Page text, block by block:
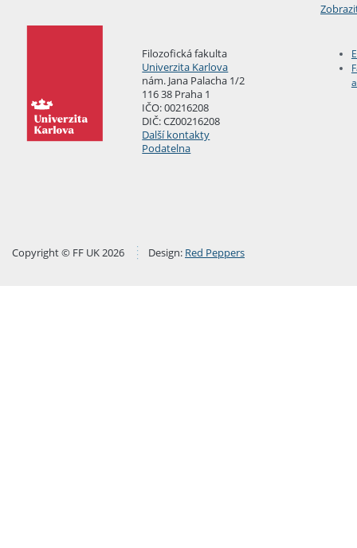
Filozofická fakulta
Univerzita Karlova
nám. Jana Palacha 1/2
116 38 Praha 1
IČO: 00216208
DIČ: CZ00216208
Další kontakty
Podatelna
Copyright © FF UK 2026 Design: Red Peppers